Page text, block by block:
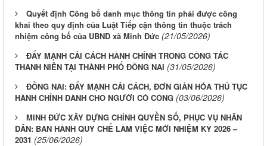
Quyết định Công bố danh mục thông tin phải được công
khai theo quy định của Luật Tiếp cận thông tin thuộc trách
nhiệm công bố của UBND xã Minh Đức (21/05/2026)
ĐẨY MẠNH CẢI CÁCH HÀNH CHÍNH TRONG CÔNG TÁC
THANH NIÊN TẠI THÀNH PHỐ ĐỒNG NAI (31/05/2026)
ĐỒNG NAI: ĐẨY MẠNH CẢI CÁCH, ĐƠN GIẢN HÓA THỦ TỤC
HÀNH CHÍNH DÀNH CHO NGƯỜI CÓ CÔNG (03/06/2026)
MINH ĐỨC XÂY DỰNG CHÍNH QUYỀN SỐ, PHỤC VỤ NHÂN
DÂN: BAN HÀNH QUY CHẾ LÀM VIỆC MỚI NHIỆM KỲ 2026 –
2031 (25/06/2026)